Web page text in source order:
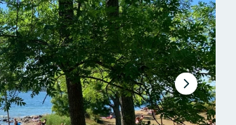
Nästa
bildspel